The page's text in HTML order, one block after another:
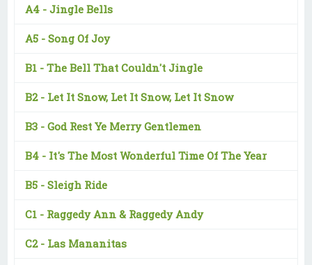
A4 - Jingle Bells
A5 - Song Of Joy
B1 - The Bell That Couldn't Jingle
B2 - Let It Snow, Let It Snow, Let It Snow
B3 - God Rest Ye Merry Gentlemen
B4 - It's The Most Wonderful Time Of The Year
B5 - Sleigh Ride
C1 - Raggedy Ann & Raggedy Andy
C2 - Las Mananitas